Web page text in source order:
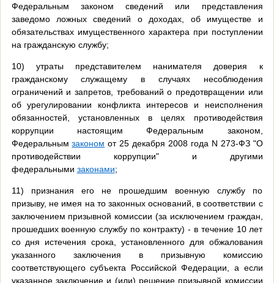
Федеральным законом сведений или представления
заведомо ложных сведений о доходах, об имуществе и
обязательствах имущественного характера при поступлении
на гражданскую службу;
10) утраты представителем нанимателя доверия к
гражданскому служащему в случаях несоблюдения
ограничений и запретов, требований о предотвращении или
об урегулировании конфликта интересов и неисполнения
обязанностей, установленных в целях противодействия
коррупции настоящим Федеральным законом,
Федеральнымзаконом от 25 декабря 2008 года N 273-ФЗ "О
противодействии коррупции" и другими
федеральными законами;
11) признания его не прошедшим военную службу по
призыву, не имея на то законных оснований, в соответствии с
заключением призывной комиссии (за исключением граждан,
прошедших военную службу по контракту) - в течение 10 лет
со дня истечения срока, установленного для обжалования
указанного заключения в призывную комиссию
соответствующего субъекта Российской Федерации, а если
указанное заключение и (или) решение призывной комиссии